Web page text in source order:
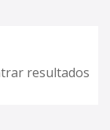
resultados